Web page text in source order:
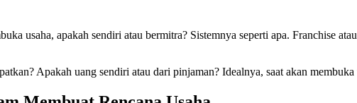
usaha, apakah sendiri atau bermitra? Sistemnya seperti apa. Franchise
Apakah uang sendiri atau dari pinjaman? Idealnya, saat akan